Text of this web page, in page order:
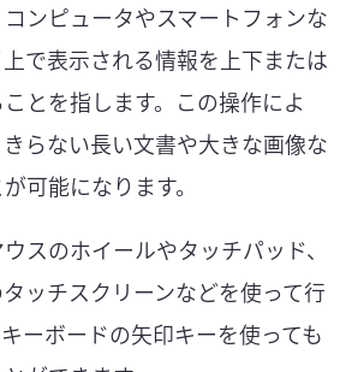
ンピュータやスマートフォンな
で表示される情報を上下または
とを指します。この操作によ
らない長い文書や大きな画像な
可能になります。
スのホイールやタッチパッド、
ッチスクリーンなどを使って行
ーボードの矢印キーを使っても